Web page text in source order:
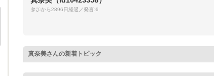
参加から2896日経過／発言:6
真奈美さんの新着トピック